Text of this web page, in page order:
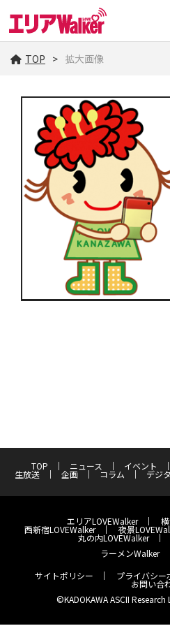
TOP 拡大画像
TOP ニュース イベント
生放送 企画 コラム デジ
エリアLOVEWalker
西新宿LOVEWalker 夜景
丸の内LOVEWalker
ラーメンWalker
サイトポリシー
プライバシー
お問い合
©KADOKAWA ASCII